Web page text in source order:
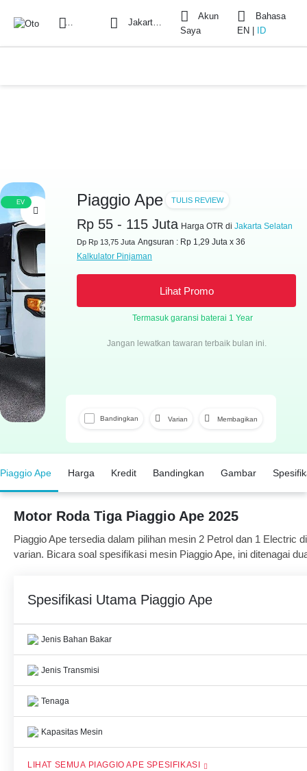
Jakarta Selatan
Akun
Saya
Bahasa
EN
ID
EV Piaggio Ape TULIS REVIEW
Rp 55 - 115 Juta Harga OTR di Jakarta Selatan
Dp Rp 13,75 Juta Angsuran : Rp 1,29 Juta x 36
Kalkulator Pinjaman
Lihat Promo
Termasuk garansi baterai 1 Year
Jangan lewatkan tawaran terbaik bulan ini.
Bandingkan Varian
Membagikan
Piaggio Ape Harga Kredit Bandingkan Gambar
Motor Roda Tiga Piaggio Ape 2025
Piaggio Ape tersedia dalam pilihan mesin 2 Petrol dan 1 Electric
varian. Bicara soal spesifikasi mesin Piaggio Ape, ini ditenagai
Spesifikasi Utama Piaggio Ape
Jenis Bahan Bakar
Jenis Transmisi
Tenaga
Kapasitas Mesin
PIAGGIO APE SPESIFIKASI